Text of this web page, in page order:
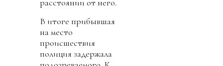
расстоянии от него.
В итоге прибывшая
на место
происшествия
полиция задержала